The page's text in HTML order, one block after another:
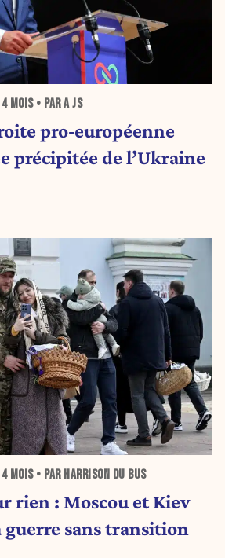
4 MOIS• PAR A JS
pro‑européenne
précipitée de l’Ukraine
4 MOIS• PAR HARRISON DU BUS
rien : Moscou et Kiev
sans transition